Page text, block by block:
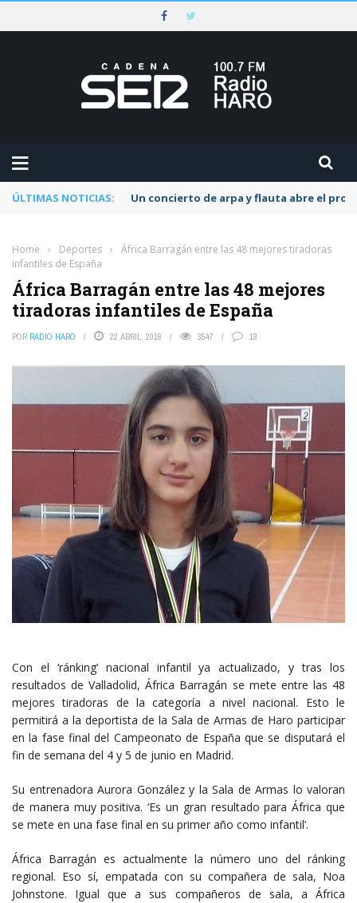
ÚLTIMAS NOTICIAS: Un concierto de arpa y flauta abre el
Home › Deportes ›
África Barragán entre las 48 mejores tiradoras
infantiles de España
África Barragán entre las 48 mejores
tiradoras infantiles de España
POR RADIO HARO 22 ABRIL, 2016 3547 13
Con el ‘ránking’ nacional infantil ya actualizado, y tras los
resultados de Valladolid, África Barragán se mete entre las 48
mejores tiradoras de la categoría a nivel nacional. Esto le
permitirá a la deportista de la Sala de Armas de Haro participar
en la fase final del Campeonato de España que se disputará el
fin de semana del 4 y 5 de junio en Madrid.
Su entrenadora Aurora González y la Sala de Armas lo valoran
de manera muy positiva. ‘Es un gran resultado para África que
se mete en una fase final en su primer año como infantil’.
África Barragán es actualmente la número uno del ránking
regional. Eso sí, empatada con su compañera de sala, Noa
Johnstone. Igual que a sus compañeros de sala, a África